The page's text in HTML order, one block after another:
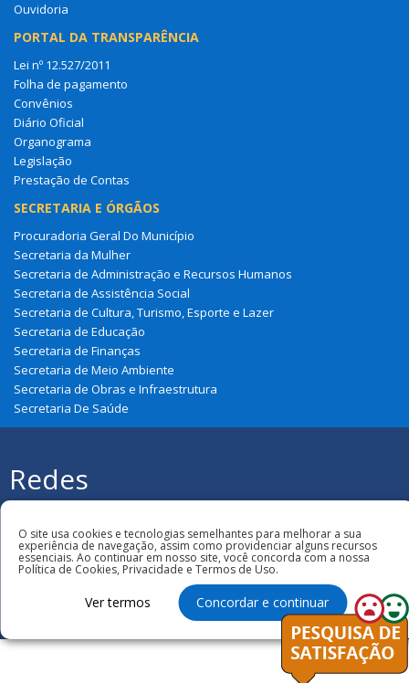
Ouvidoria
PORTAL DA TRANSPARÊNCIA
Lei nº 12.527/2011
Folha de pagamento
Convênios
Diário Oficial
Organograma
Legislação
Prestação de Contas
SECRETARIA E ÓRGÃOS
Procuradoria Geral Do Município
Secretaria da Mulher
Secretaria de Administração e Recursos Humanos
Secretaria de Assistência Social
Secretaria de Cultura, Turismo, Esporte e Lazer
Secretaria de Educação
Secretaria de Finanças
Secretaria de Meio Ambiente
Secretaria de Obras e Infraestrutura
Secretaria De Saúde
Redes
Sociais
Todos os direitos reservados à Prefeitura
Municipal de Graça Aranha
O site usa cookies e tecnologias semelhantes para melhorar a sua
experiência de navegação, assim como providenciar alguns recursos
essenciais. Ao continuar em nosso site, você concorda com a nossa
Política de Cookies, Privacidade e Termos de Uso.
Ver termos Concordar e continuar